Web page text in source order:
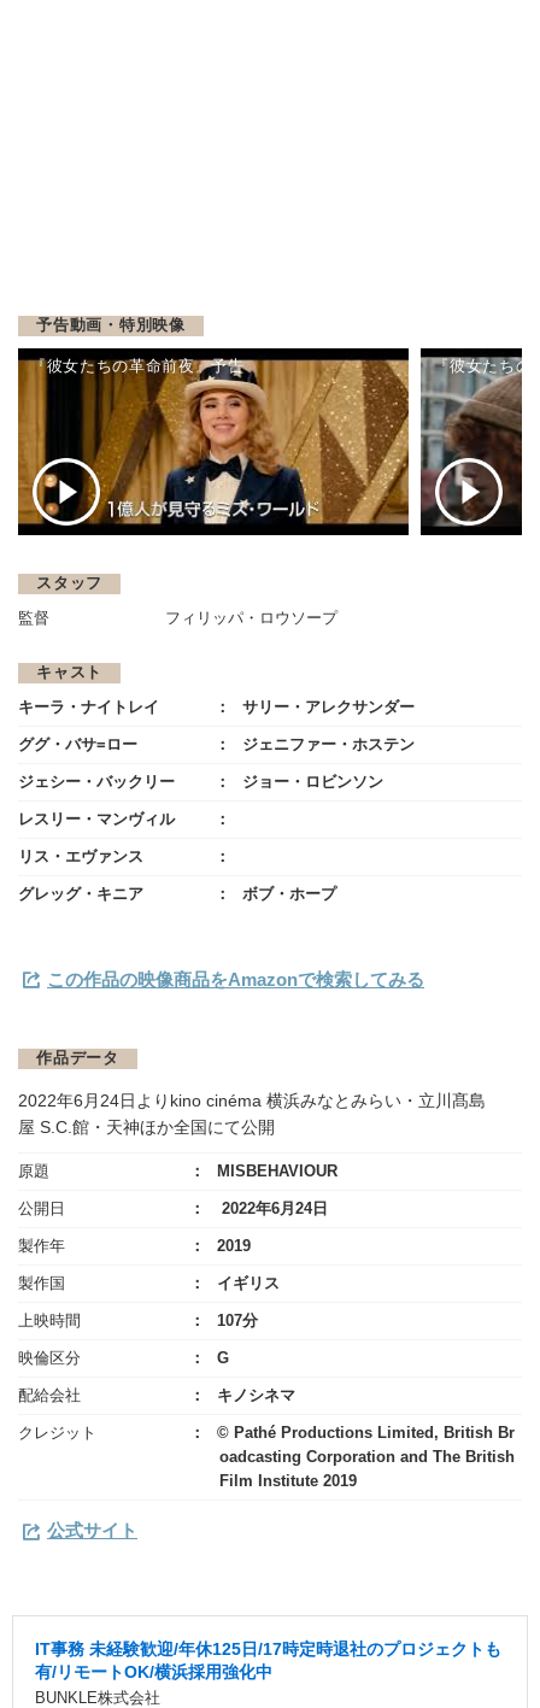
予告動画・特別映像
『彼女たちの革命前夜』予告 『彼女たちの
スタッフ
監督 フィリッパ・ロウソープ
キャスト
キーラ・ナイトレイ サリー・アレクサンダー
ググ・バサ=ロー ジェニファー・ホステン
ジェシー・バックリー ジョー・ロビンソン
レスリー・マンヴィル
リス・エヴァンス
グレッグ・キニア ボブ・ホープ
この作品の映像商品をAmazonで検索してみる
作品データ
2022年6月24日よりkino cinéma 横浜みなとみらい・立川髙島
屋 S.C.館・天神ほか全国にて公開
原題 MISBEHAVIOUR
公開日 2022年6月24日
製作年 2019
製作国 イギリス
上映時間 107分
映倫区分 G
配給会社 キノシネマ
クレジット
© Pathé Productions Limited, British Br
oadcasting Corporation and The British
Film Institute 2019
公式サイト
IT事務 未経験歓迎/年休125日/17時定時退社のプロジェクトも
有/リモートOK/横浜採用強化中
BUNKLE株式会社